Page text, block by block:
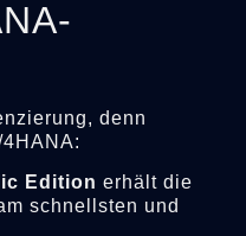
denn
Edition erhält die
schnellsten und